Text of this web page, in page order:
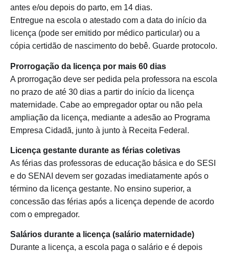
antes e/ou depois do parto, em 14 dias.
Entregue na escola o atestado com a data do início da
licença (pode ser emitido por médico particular) ou a
cópia certidão de nascimento do bebê. Guarde protocolo.
Prorrogação da licença por mais 60 dias
A prorrogação deve ser pedida pela professora na escola
no prazo de até 30 dias a partir do início da licença
maternidade. Cabe ao empregador optar ou não pela
ampliação da licença, mediante a adesão ao Programa
Empresa Cidadã, junto à junto à Receita Federal.
Licença gestante durante as férias coletivas
As férias das professoras de educação básica e do SESI
e do SENAI devem ser gozadas imediatamente após o
término da licença gestante. No ensino superior, a
concessão das férias após a licença depende de acordo
com o empregador.
Salários durante a licença (salário maternidade)
Durante a licença, a escola paga o salário e é depois